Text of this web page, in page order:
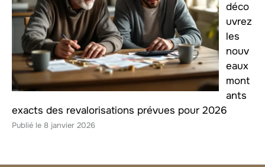
déco
uvrez
les
nouv
eaux
mont
ants
exacts des revalorisations prévues pour 2026
8 janvier 2026